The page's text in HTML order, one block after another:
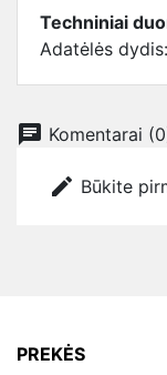
Techniniai
Adatėlės
chat Komentarai
edit Būkite
PREKĖS